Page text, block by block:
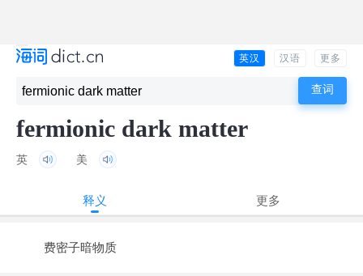
英汉 汉语 更多
fermionic dark matter
英 美
释义 更多
费密子暗物质